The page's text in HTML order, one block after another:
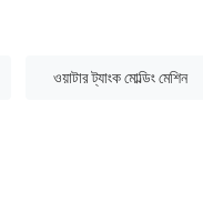
ওয়াটার ট্যাংক মোল্ডিং মেশিন